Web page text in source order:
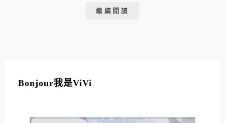
繼續閱讀
Bonjour我是ViVi